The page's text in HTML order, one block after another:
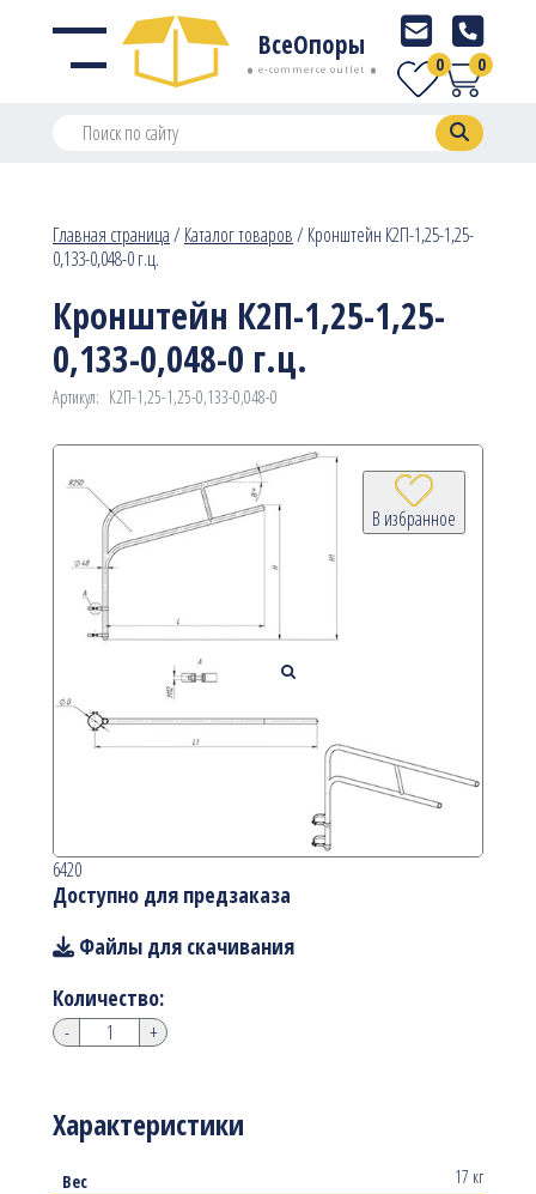
ВсеОпоры
e-commerce outlet 0
0
Главная страница/Каталог товаров/Кронштейн К2П-1,25-1,25-
0,133-0,048-0 г.ц.
Кронштейн К2П-1,25-1,25-
0,133-0,048-0 г.ц.
Артикул: К2П-1,25-1,25-0,133-0,048-0
В избранное
Характеристики
Вес
17 кг
6420
Доступно для предзаказа
Файлы для скачивания
Количество:
- +